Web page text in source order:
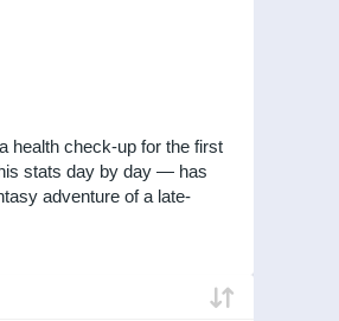
health check-up for the first
stats day by day — has
adventure of a late-